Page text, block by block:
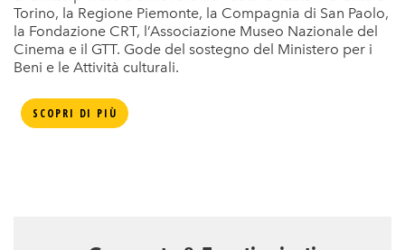
Torino, la Regione Piemonte, la Compagnia di San Paolo,
la Fondazione CRT, l’Associazione Museo Nazionale del
Cinema e il GTT. Gode del sostegno del Ministero per i
Beni e le Attività culturali.
SCOPRI DI PIÙ